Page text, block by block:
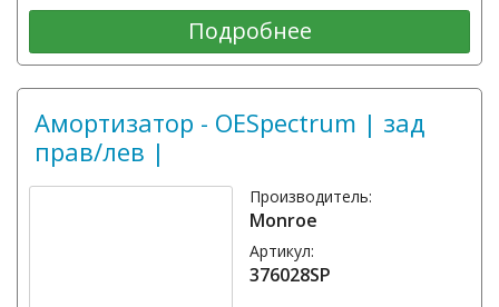
Подробнее
Амортизатор - OESpectrum | зад
прав/лев |
Производитель:
Monroe
Артикул:
376028SP